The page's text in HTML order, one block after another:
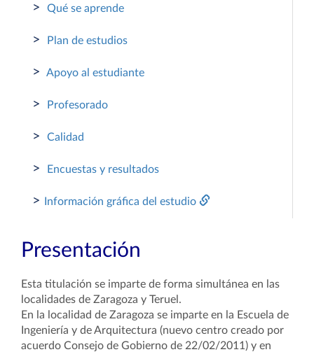
> Qué se aprende
> Plan de estudios
> Apoyo al estudiante
> Profesorado
> Calidad
> Encuestas y resultados
> Información gráfica del estudio
Presentación
Esta titulación se imparte de forma simultánea en las
localidades de Zaragoza y Teruel.
En la localidad de Zaragoza se imparte en la Escuela de
Ingeniería y de Arquitectura (nuevo centro creado por
acuerdo Consejo de Gobierno de 22/02/2011) y en